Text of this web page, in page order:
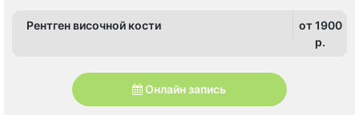
Рентген височной кости
от 1900
p.
Онлайн запись